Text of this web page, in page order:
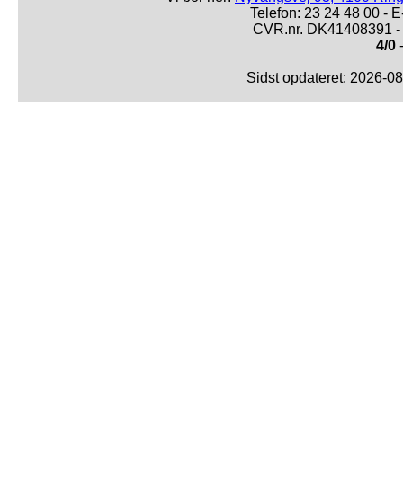
Telefon: 23 24 48 00 -
CVR.nr. DK41408391
4/0
Sidst opdateret: 2026-